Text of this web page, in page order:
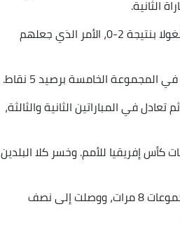
وشهدت المباراة الأخيرة لبوركينافاسو في دور المجموعات خسارة أمام أنغولا بنتيجة 2-0، الأمر الذي جعلهم
الخامسة برصيد 5 نقاط.
2-0 في المباراة الأولى، ثم تعادل في المباراتين الثانية والثالثة،
إفريقيا للأمم. وخسر كلا البلدين
وخرجت بوركينافاسو خلال مشاركتها في 12 نسخة السابقة، من دور المجموعات 8 مرات، ووصلت إلى نصف